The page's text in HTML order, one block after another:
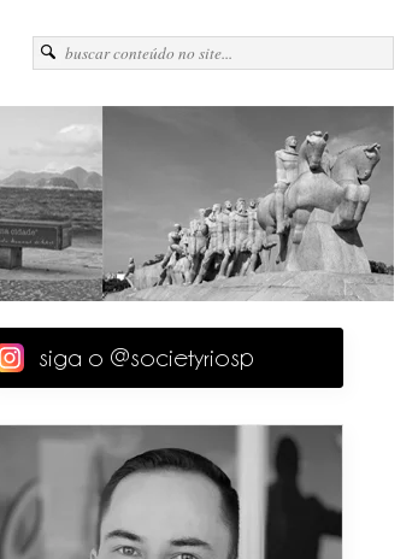
siga o @societyriosp